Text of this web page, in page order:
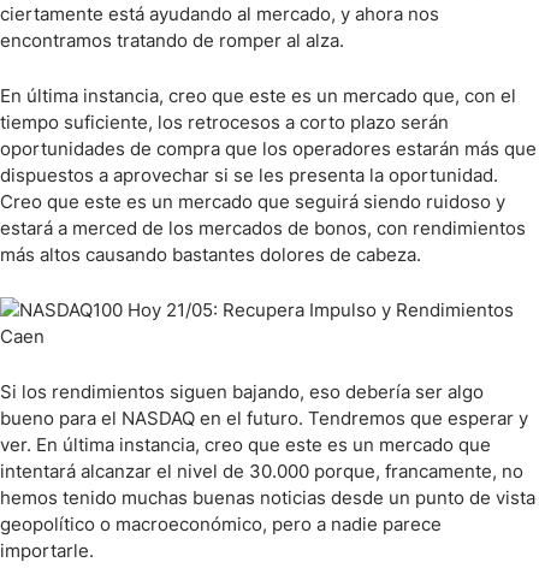
ciertamente está ayudando al mercado, y ahora nos
encontramos tratando de romper al alza.
En última instancia, creo que este es un mercado que, con el
tiempo suficiente, los retrocesos a corto plazo serán
oportunidades de compra que los operadores estarán más que
dispuestos a aprovechar si se les presenta la oportunidad.
Creo que este es un mercado que seguirá siendo ruidoso y
estará a merced de los mercados de bonos, con rendimientos
más altos causando bastantes dolores de cabeza.
Si los rendimientos siguen bajando, eso debería ser algo
bueno para el NASDAQ en el futuro. Tendremos que esperar y
ver. En última instancia, creo que este es un mercado que
intentará alcanzar el nivel de 30.000 porque, francamente, no
hemos tenido muchas buenas noticias desde un punto de vista
geopolítico o macroeconómico, pero a nadie parece
importarle.